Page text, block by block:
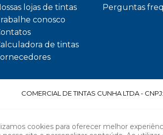
cookies para oferecer melhor
lojas de tintas
conosco
de tintas
Perguntas
COMERCIAL DE TINTAS CUNHA LTDA -